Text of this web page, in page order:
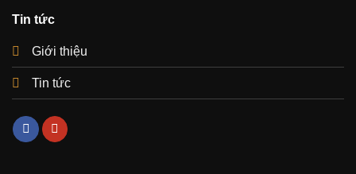
Tin tức
Giới thiệu
Tin tức